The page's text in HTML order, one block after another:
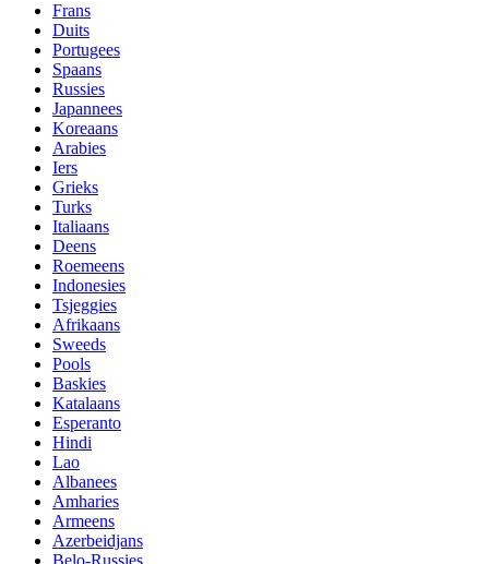
Frans
Duits
Portugees
Spaans
Russies
Japannees
Koreaans
Arabies
Iers
Grieks
Turks
Italiaans
Deens
Roemeens
Indonesies
Tsjeggies
Afrikaans
Sweeds
Pools
Baskies
Katalaans
Esperanto
Hindi
Lao
Albanees
Amharies
Armeens
Azerbeidjans
Belo-Russies